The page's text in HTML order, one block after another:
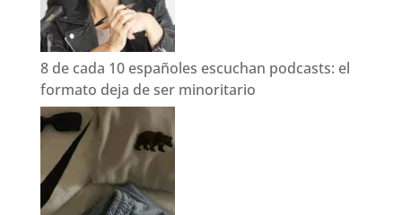
8 de cada 10 españoles escuchan podcasts: el
formato deja de ser minoritario